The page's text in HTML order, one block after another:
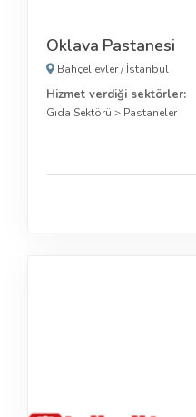
Oklava Pastanesi
Bahçelievler/İstanbul
Hizmet verdiği sektörler:
Gıda Sektörü > Pastaneler